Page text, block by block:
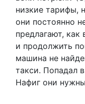
низкие тарифы,
они постоянно
предлагают, как
и продолжить
машина не
такси. Попадал
Нафиг они